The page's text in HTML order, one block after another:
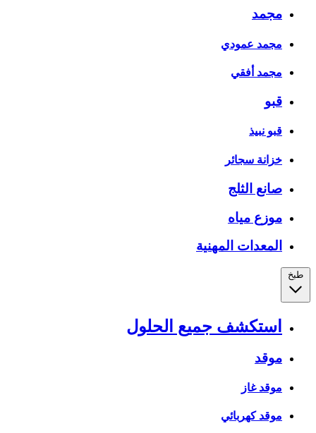
مجمد
مجمد عمودي
مجمد أفقي
قبو
قبو نبيذ
خزانة سجائر
صانع الثلج
موزع مياه
المعدات المهنية
طبخ
استكشف جميع الحلول
موقد
موقد غاز
موقد كهربائي